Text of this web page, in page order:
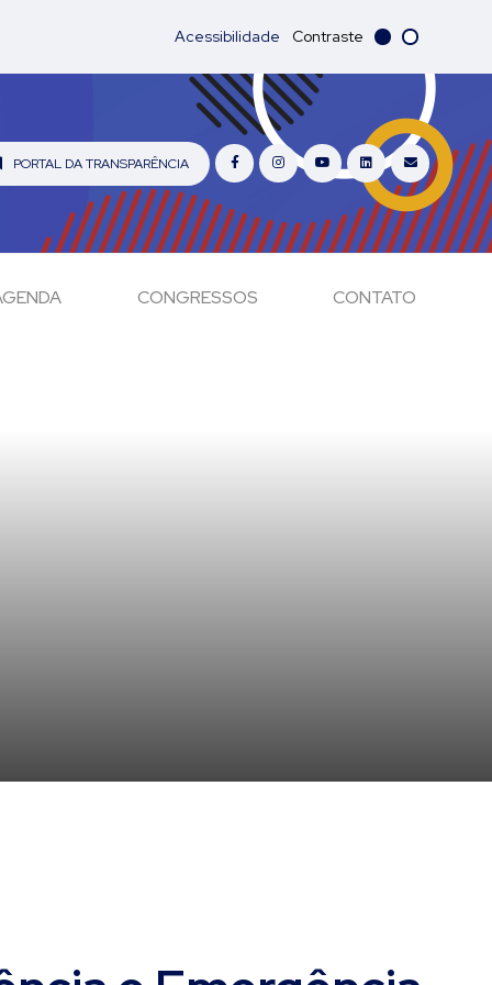
Acessibilidade Contraste
PORTAL DA TRANSPARÊNCIA
CONGRESSOS CONTATO